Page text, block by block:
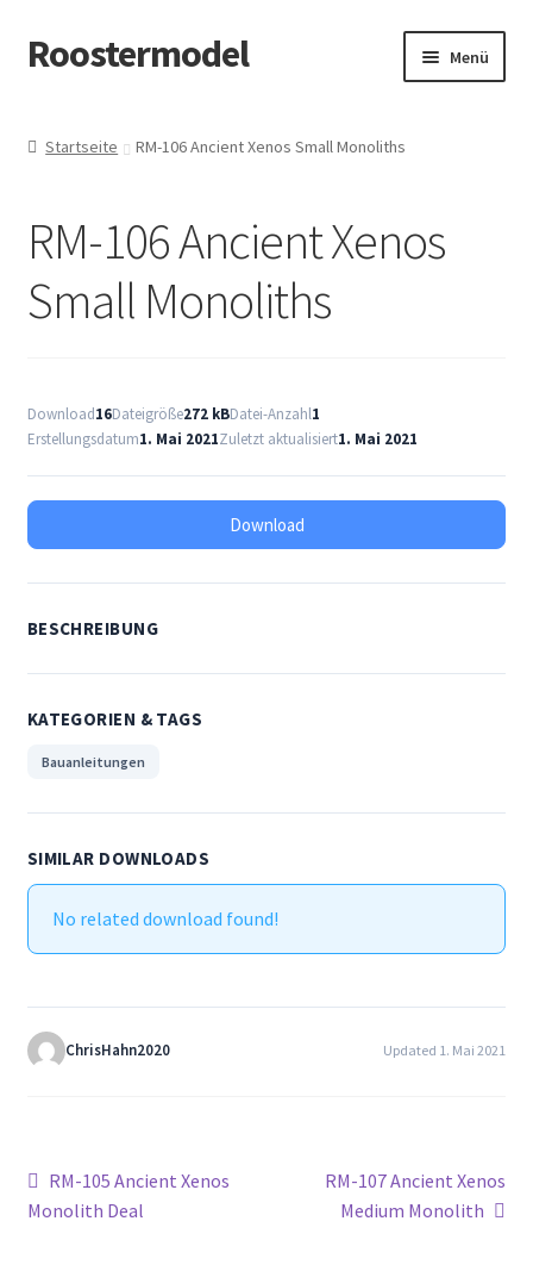
Zur
Navigation
Zum
Inhalt
Roostermodel Menü
Allgemeine Geschäftsbedingungen
Cart
Datenschutzerklärung
Datenschutzerklärung
Downloads
Impressum
My account
Richtlinie für Rückerstattungen und Rückgaben
Versandarten
Zahlungsarten
Startseite RM-106 Ancient Xenos Small Monoliths
RM-106 Ancient Xenos
Small Monoliths
Download16Dateigröße272 kBDatei-Anzahl1
Erstellungsdatum1. Mai 2021Zuletzt aktualisiert1. Mai 2021
Download
BESCHREIBUNG
KATEGORIEN & TAGS
Bauanleitungen
SIMILAR DOWNLOADS
No related download found!
ChrisHahn2020 Updated 1. Mai 2021
Beitragsnavigation
Vorheriger
Beitrag:
RM-105 Ancient Xenos
Monolith Deal
Nächster
Beitrag:
RM-107 Ancient Xenos
Medium Monolith